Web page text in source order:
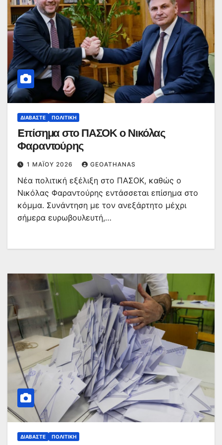
ΔΙΑΒΆΣΤΕ ΠΟΛΙΤΙΚΉ
Eπίσημα στο ΠΑΣΟΚ ο Νικόλας
Φαραντούρης
1 ΜΑΪ́ΟΥ 2026 GEOATHANAS
Νέα πολιτική εξέλιξη στο ΠΑΣΟΚ, καθώς ο
Νικόλας Φαραντούρης εντάσσεται επίσημα στο
κόμμα. Συνάντηση με τον ανεξάρτητο μέχρι
σήμερα ευρωβουλευτή,…
ΔΙΑΒΆΣΤΕ ΠΟΛΙΤΙΚΉ